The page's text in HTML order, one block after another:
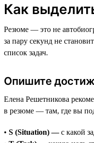
Как
Резюме — это не
за пару секунд не
список задач.
Опишите
Елена Решетникова
в резюме — там, где вы
• S (Situation) —с какой